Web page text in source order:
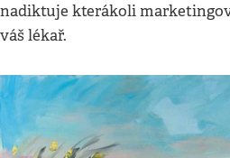
nadiktuje kterákoli
váš lékař.